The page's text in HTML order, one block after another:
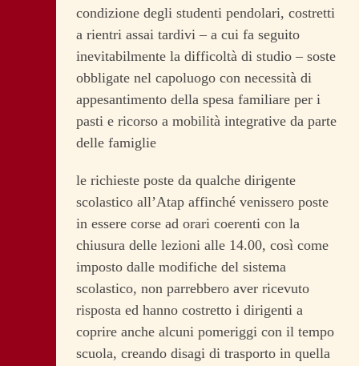
condizione degli studenti pendolari, costretti
a rientri assai tardivi – a cui fa seguito
inevitabilmente la difficoltà di studio – soste
obbligate nel capoluogo con necessità di
appesantimento della spesa familiare per i
pasti e ricorso a mobilità integrative da parte
delle famiglie
le richieste poste da qualche dirigente
scolastico all’Atap affinché venissero poste
in essere corse ad orari coerenti con la
chiusura delle lezioni alle 14.00, così come
imposto dalle modifiche del sistema
scolastico, non parrebbero aver ricevuto
risposta ed hanno costretto i dirigenti a
coprire anche alcuni pomeriggi con il tempo
scuola, creando disagi di trasporto in quella